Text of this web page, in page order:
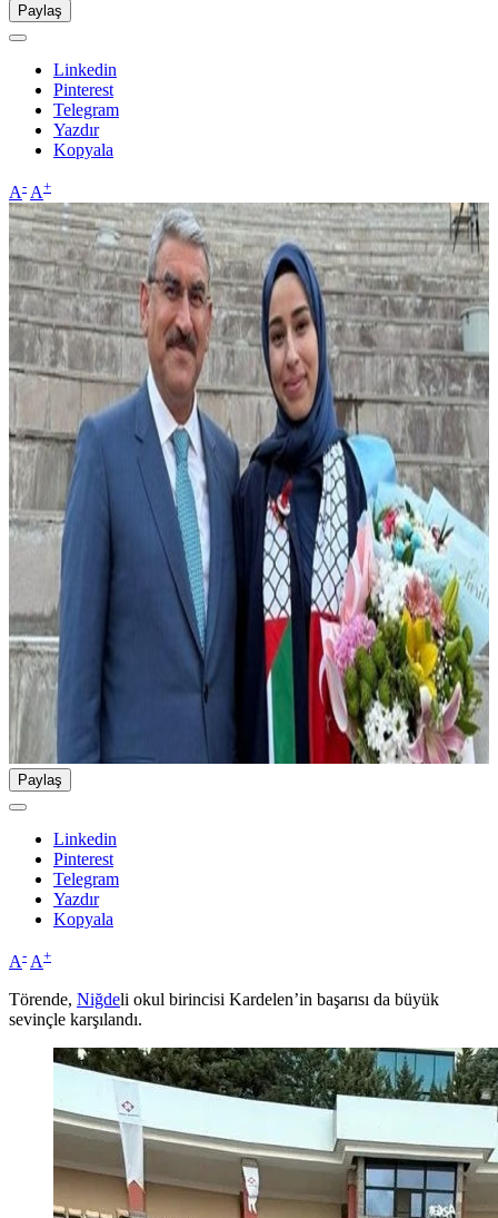
Paylaş
Linkedin
Pinterest
Telegram
Yazdır
Kopyala
A- A+
Paylaş
Linkedin
Pinterest
Telegram
Yazdır
Kopyala
A- A+
Törende, Niğdeli okul birincisi Kardelen’in başarısı da büyük
sevinçle karşılandı.